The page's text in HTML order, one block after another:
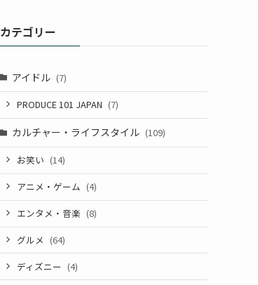
カテゴリー
アイドル (7)
PRODUCE 101 JAPAN (7)
カルチャー・ライフスタイル (109)
お笑い (14)
アニメ・ゲーム (4)
エンタメ・音楽 (8)
グルメ (64)
ディズニー (4)